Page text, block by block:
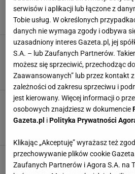
które jesienne
CO JEŚĆ DYNIA JESIEŃ
Uwielbiasz nabiał?
Eksperci wskazali
zwycięzca nie jest
CO JEŚĆ NABIAŁ NEWS
Co jeść zimą, żeby
antybiotyki i produkty
antybakteryjnym
serwisów i aplikacji lub łączone z
Tobie usług. W określonych
danych nie wymaga zgody i odbywa
uzasadniony interes Gazeta.pl, jej
S.A. – lub Zaufanych Partnerów.
możesz się sprzeciwić, przechodząc
Zaawansowanych” lub przez kontakt
zależności od zakresu sprzeciwu i
jest kierowany. Więcej informacji o
osobowych znajdziesz w dokumencie
Gazeta.pl iPolityka Prywatności
Klikając „Akceptuję” wyrażasz też
przechowywanie plików cookie
Zaufanych Partnerów i Agora S.A. na